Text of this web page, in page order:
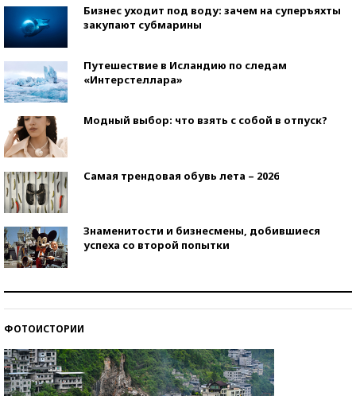
Бизнес уходит под воду: зачем на суперъяхты
закупают субмарины
Путешествие в Исландию по следам
«Интерстеллара»
Модный выбор: что взять с собой в отпуск?
Самая трендовая обувь лета – 2026
Знаменитости и бизнесмены, добившиеся
успеха со второй попытки
ФОТОИСТОРИИ